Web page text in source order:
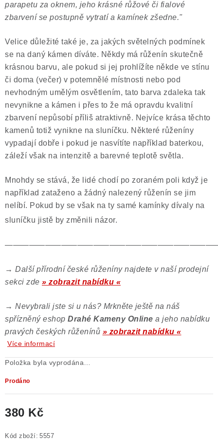
parapetu za oknem, jeho krásné růžové či fialové
zbarvení se postupně vytratí a kamínek zšedne."
Velice důležité také je, za jakých světelných podmínek
se na daný kámen díváte. Někdy má růženín skutečně
krásnou barvu, ale pokud si jej prohlížíte někde ve stínu
či doma (večer) v potemnělé místnosti nebo pod
nevhodným umělým osvětlením, tato barva zdaleka tak
nevynikne a kámen i přes to že má opravdu kvalitní
zbarvení nepůsobí příliš atraktivně. Nejvíce krása těchto
kamenů totiž vynikne na sluníčku. Některé růženíny
vypadají dobře i pokud je nasvítíte například baterkou,
záleží však na intenzitě a barevné teplotě světla.
Mnohdy se stává, že lidé chodí po zoraném poli když je
například zataženo a žádný nalezený růženín se jim
nelíbí. Pokud by se však na ty samé kamínky dívaly na
sluníčku jistě by změnili názor.
→ Další přírodní české růženíny najdete v naší prodejní
sekci zde » zobrazit nabídku «
→ Nevybrali jste si u nás? Mrkněte ještě na náš
spřízněný eshop Drahé Kameny Online a jeho nabídku
pravých českých růženínů » zobrazit nabídku «
Více informací
Položka byla vyprodána…
Prodáno
380 Kč
Kód zboží: 5557